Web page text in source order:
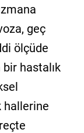
geç
ölçüde
hastalık
hallerine